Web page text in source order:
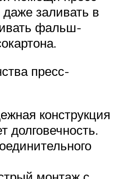
заливать в
фальш-
пресс-
конструкция
долговечность.